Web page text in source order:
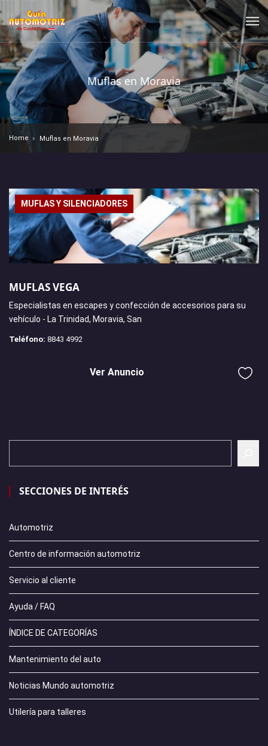
Muflas en Moravia
Home Muflas en Moravia
MUFLAS Y SILENCIADORES
MUFLAS VEGA
Especialistas en escapes y confección de accesorios para su
vehículo - La Trinidad, Moravia, San
Teléfono: 8843 4992
Ver Anuncio
SECCIONES DE INTERÉS
Automotriz
Centro de información automotriz
Servicio al cliente
Ayuda / FAQ
ÍNDICE DE CATEGORÍAS
Mantenimiento del auto
Noticias Mundo automotriz
Utilería para talleres